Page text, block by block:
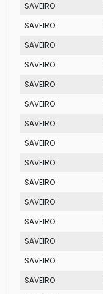
SAVEIRO
SAVEIRO
SAVEIRO
SAVEIRO
SAVEIRO
SAVEIRO
SAVEIRO
SAVEIRO
SAVEIRO
SAVEIRO
SAVEIRO
SAVEIRO
SAVEIRO
SAVEIRO
SAVEIRO